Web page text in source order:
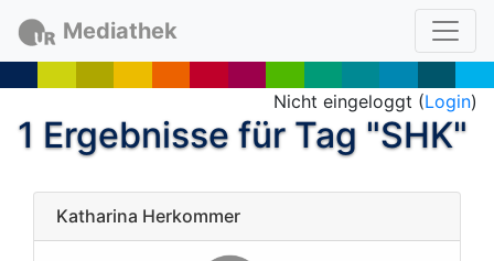
Mediathek
Nicht eingeloggt (Login)
1 Ergebnisse für Tag "SHK"
Katharina Herkommer